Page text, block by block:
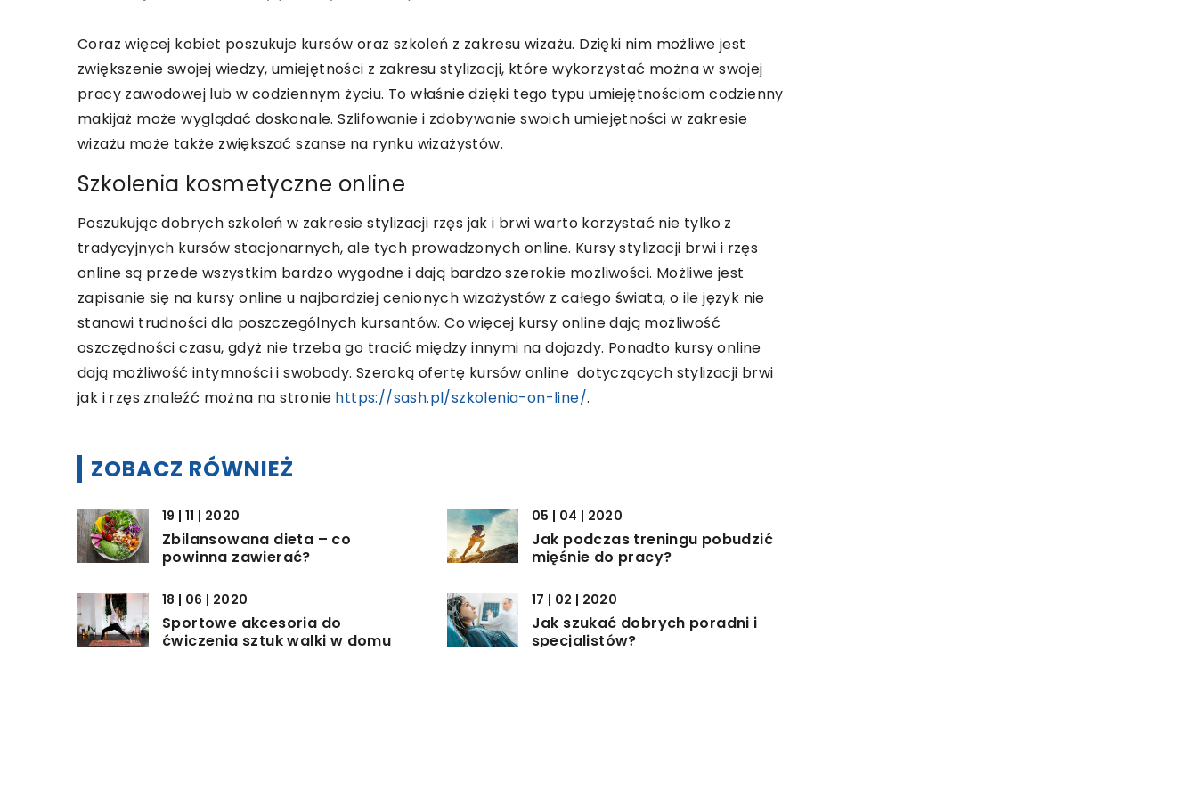
Coraz więcej kobiet poszukuje kursów oraz szkoleń z zakresu wizażu. Dzięki nim możliwe jest
zwiększenie swojej wiedzy, umiejętności z zakresu stylizacji, które wykorzystać można w swojej
pracy zawodowej lub w codziennym życiu. To właśnie dzięki tego typu umiejętnościom codzienny
makijaż może wyglądać doskonale. Szlifowanie i zdobywanie swoich umiejętności w zakresie
wizażu może także zwiększać szanse na rynku wizażystów.
Szkolenia kosmetyczne online
Poszukując dobrych szkoleń w zakresie stylizacji rzęs jak i brwi warto korzystać nie tylko z
tradycyjnych kursów stacjonarnych, ale tych prowadzonych online. Kursy stylizacji brwi i rzęs
online są przede wszystkim bardzo wygodne i dają bardzo szerokie możliwości. Możliwe jest
zapisanie się na kursy online u najbardziej cenionych wizażystów z całego świata, o ile język nie
stanowi trudności dla poszczególnych kursantów. Co więcej kursy online dają możliwość
oszczędności czasu, gdyż nie trzeba go tracić między innymi na dojazdy. Ponadto kursy online
dają możliwość intymności i swobody. Szeroką ofertę kursów online dotyczących stylizacji brwi
jak i rzęs znaleźć można na stronie https://sash.pl/szkolenia-on-line/.
ZOBACZ RÓWNIEŻ
19 | 11 | 2020
Zbilansowana dieta – co
powinna zawierać?
05 | 04 | 2020
Jak podczas treningu pobudzić
mięśnie do pracy?
18 | 06 | 2020
Sportowe akcesoria do
ćwiczenia sztuk walki w domu
17 | 02 | 2020
Jak szukać dobrych poradni i
specjalistów?